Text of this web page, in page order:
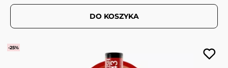
DO KOSZYKA
-25%